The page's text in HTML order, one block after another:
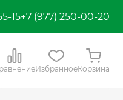
15+7 (977) 250-00-20
ИзбранноеКорзина